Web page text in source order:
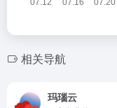
相关导航
玛瑙云